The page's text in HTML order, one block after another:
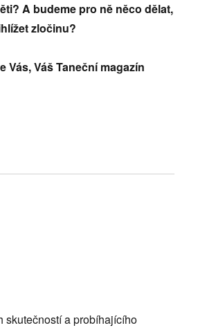
A budeme pro ně něco dělat,
zločinu?
Vás, Váš Taneční magazín
skutečností a probíhajícího